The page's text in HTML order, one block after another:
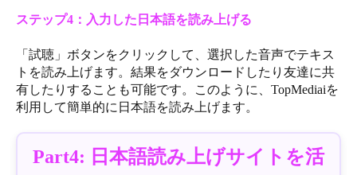
ステップ4：入力した日本語を読み上げる
「試聴」ボタンをクリックして、選択した音声でテキス
トを読み上げます。結果をダウンロードしたり友達に共
有したりすることも可能です。このように、TopMediaiを
利用して簡単的に日本語を読み上げます。
Part4: 日本語読み上げサイトを活